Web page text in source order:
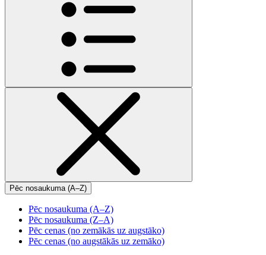
Pēc nosaukuma (A–Z)
Pēc nosaukuma (A–Z)
Pēc nosaukuma (Z–A)
Pēc cenas (no zemākās uz augstāko)
Pēc cenas (no augstākās uz zemāko)